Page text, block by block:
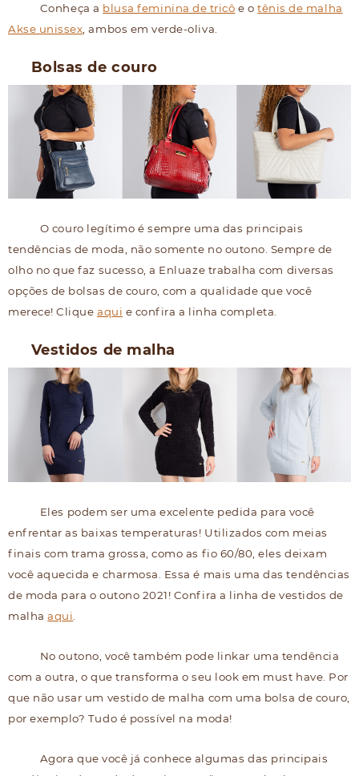
Conheça a blusa feminina de tricô e otênis de malha
Akse unissex , ambos em verde-oliva.
Bolsas de couro
O couro legítimo é sempre uma das principais
tendências de moda, não somente no outono. Sempre de
olho no que faz sucesso, a Enluaze trabalha com diversas
opções de bolsas de couro, com a qualidade que você
merece! Clique aqui e confira a linha completa.
Vestidos de malha
Eles podem ser uma excelente pedida para você
enfrentar as baixas temperaturas! Utilizados com meias
finais com trama grossa, como as fio 60/80, eles deixam
você aquecida e charmosa. Essa é mais uma das tendências
de moda para o outono 2021! Confira a linha de vestidos de
malhaaqui
No outono, você também pode linkar uma tendência
com a outra, o que transforma o seu look em must have. Por
que não usar um vestido de malha com uma bolsa de couro,
por exemplo? Tudo é possível na moda!
Agora que você já conhece algumas das principais